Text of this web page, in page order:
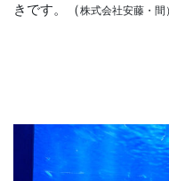
きです。（株式会社安藤・間）